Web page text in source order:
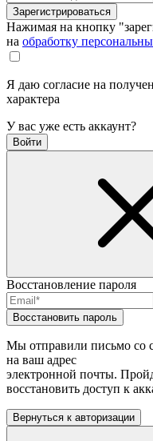
Зарегистрироваться
Нажимая на кнопку
на обработку
Я даю согласие на
характера
У вас уже есть аккаунт?
Войти
Восстановление пароля
Восстановить пароль
Мы отправили письмо со
на ваш адрес
электронной почты.
восстановить доступ к
Вернуться к авторизации